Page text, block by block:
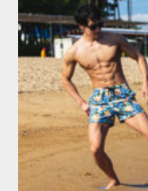
Category:海のマッチ
ダウンロ